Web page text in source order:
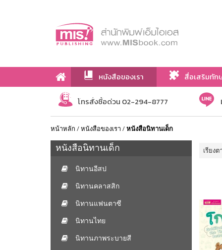
หนังสือของเรา
สื่อเสริมทัก
เกี่ยวกับเรา
โทรสั่งซื้อด่วน 02-294-8777
หน้าหลัก /หนังสือของเรา /หนังสือนิทานเด็ก
หนังสือนิทานเด็ก
นิทานอีสป
นิทานคลาสสิก
นิทานแฟนตาซี
นิทานไทย
นิทานภาพระบายสี
เรียง